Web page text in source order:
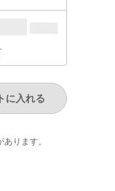
に入れる
ります。